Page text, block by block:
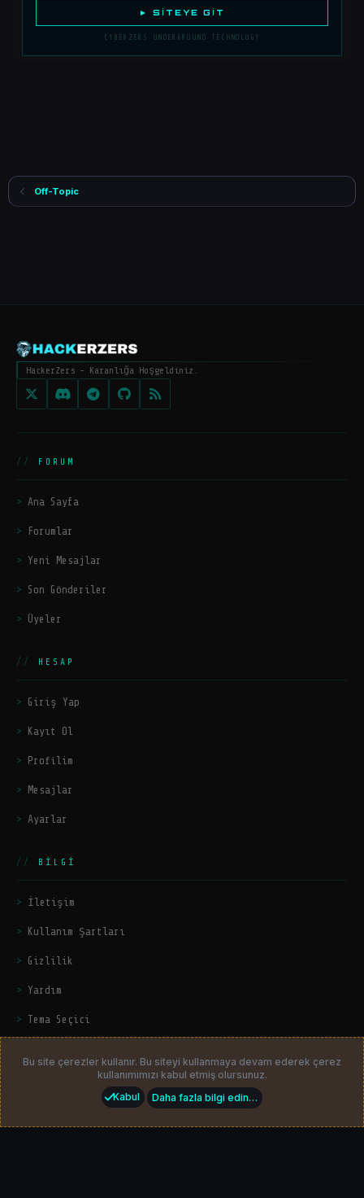
► SITEYE GIT
CYBERZERS UNDERGROUND TECHNOLOGY
Off-Topic
HackerZers - Karanlığa Hoşgeldiniz.
FORUM
Ana Sayfa
Forumlar
Yeni Mesajlar
Son Gönderiler
Üyeler
HESAP
Giriş Yap
Kayıt Ol
Profilim
Mesajlar
Ayarlar
BILGI
İletişim
Kullanım Şartları
Gizlilik
Yardım
Tema Seçici
HackerZers.com— Tüm hakları saklıdır. | Community platform
Bu site çerezler kullanır. Bu siteyi kullanmaya devam ederek çerez
kullanımımızı kabul etmiş olursunuz.
Kabul
Daha fazla bilgi edin…